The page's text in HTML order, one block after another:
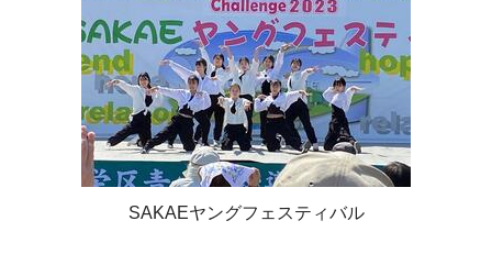
SAKAEヤングフェスティバル